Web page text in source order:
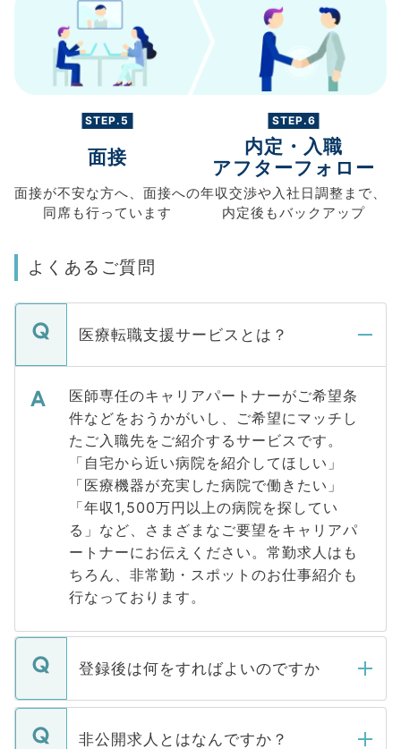
STEP.5
面接
面接が不安な方へ、 面接への
同席も行っています
STEP.6
内定・入職
アフターフォロー
年収交渉や入社日調整まで、
内定後もバックアップ
よくあるご質問
医療転職支援サービスとは？
医師専任のキャリアパートナーがご希望条
件などをおうかがいし、ご希望にマッチし
たご入職先をご紹介するサービスです。
「自宅から近い病院を紹介してほしい」
「医療機器が充実した病院で働きたい」
「年収1,500万円以上の病院を探してい
る」など、さまざまなご要望をキャリアパ
ートナーにお伝えください。常勤求人はも
ちろん、非常勤・スポットのお仕事紹介も
行なっております。
登録後は何をすればよいのですか
ご登録いただきましたら、弊社担当者がご
登録内容を確認し、その後メールもしくは
非公開求人とはなんですか？